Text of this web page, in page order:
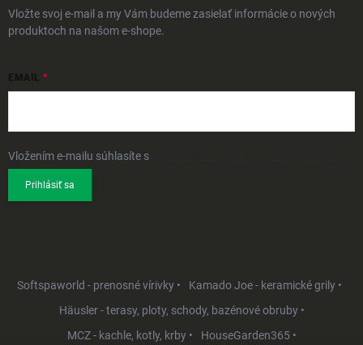
Vložte svoj e-mail a my Vám budeme zasielať informácie o nových
produktoch na našom e-shope.
EMAIL
Vložením e-mailu súhlasíte s
Prihlásiť sa
Softspaworld - prenosné vírivky •
Kamado Joe - keramické grily •
Häusler - terasy, ploty, schody, bazénové obruby •
MCZ - kachle, kotly, krby •
HouseGarden365 •